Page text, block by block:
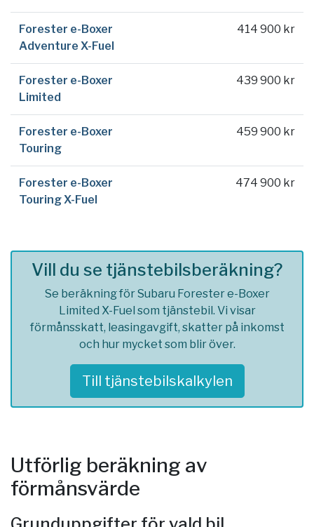
Forester e-Boxer
Adventure X-Fuel
414 900 kr
Forester e-Boxer
Limited
439 900 kr
Forester e-Boxer
Touring
459 900 kr
Forester e-Boxer
Touring X-Fuel
474 900 kr
Vill du se tjänstebilsberäkning?
Se beräkning för Subaru Forester e-Boxer
Limited X-Fuel som tjänstebil. Vi visar
förmånsskatt, leasingavgift, skatter på inkomst
och hur mycket som blir över.
Till tjänstebilskalkylen
Utförlig beräkning av
förmånsvärde